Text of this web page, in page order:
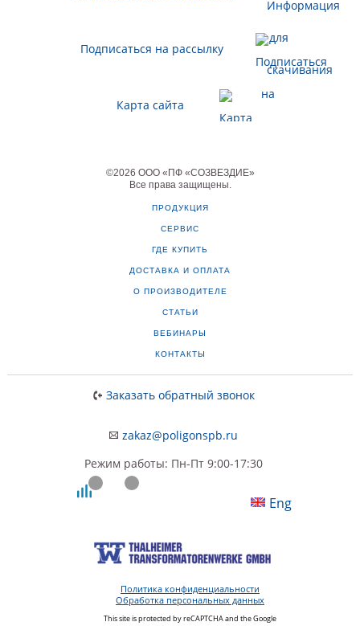
Подписаться на рассылку
Карта сайта
©2026 ООО «ПФ «СОЗВЕЗДИЕ»
Все права защищены.
ПРОДУКЦИЯ
СЕРВИС
ГДЕ КУПИТЬ
ДОСТАВКА И ОПЛАТА
О ПРОИЗВОДИТЕЛЕ
СТАТЬИ
ВЕБИНАРЫ
КОНТАКТЫ
Заказать обратный звонок
zakaz@poligonspb.ru
Режим работы: Пн-Пт 9:00-17:30
Eng
Политика конфиденциальности
Обработка персональных данных
This site is protected by reCAPTCHA and the Google